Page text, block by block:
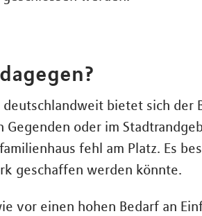
bietet sich der
Gegenden oder im
fehl am Platz. Es
geschaffen werden könnte.
vor einen hohen Bedarf an